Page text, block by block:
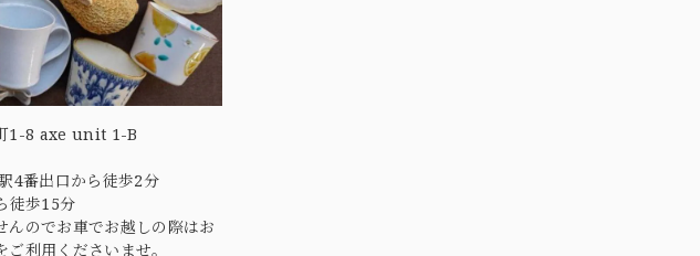
1-8 axe unit 1-B
4番出口から徒歩2分
徒歩15分
んのでお車でお越しの際はお
利用くださいませ。